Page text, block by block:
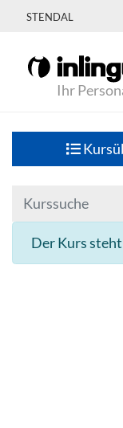
STENDAL
Ihr
Der Kurs